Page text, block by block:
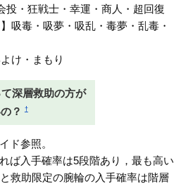
投・狂戦士・幸運・商人・超回復
吸毒・吸夢・吸乱・毒夢・乱毒・
け・まもり
深層救助の方が
？
†
ド参照。
ば入手確率は5段階あり，最も高い
救助限定の腕輪の入手確率は階層